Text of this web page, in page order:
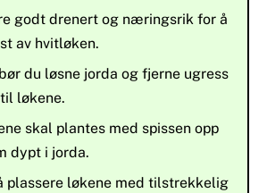
godt drenert og næringsrik for å
av hvitløken.
du løsne jorda og fjerne ugress
løkene.
skal plantes med spissen opp
dypt i jorda.
plassere løkene med tilstrekkelig